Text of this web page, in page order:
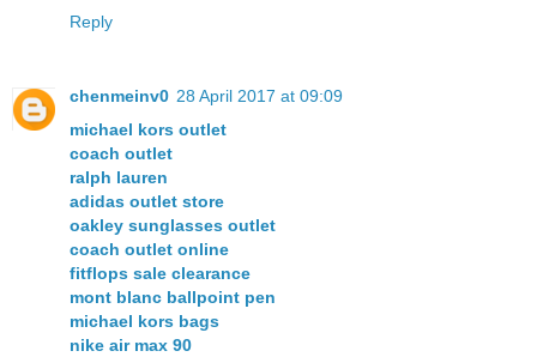
Reply
chenmeinv0 28 April 2017 at 09:09
michael kors outlet
coach outlet
ralph lauren
adidas outlet store
oakley sunglasses outlet
coach outlet online
fitflops sale clearance
mont blanc ballpoint pen
michael kors bags
nike air max 90